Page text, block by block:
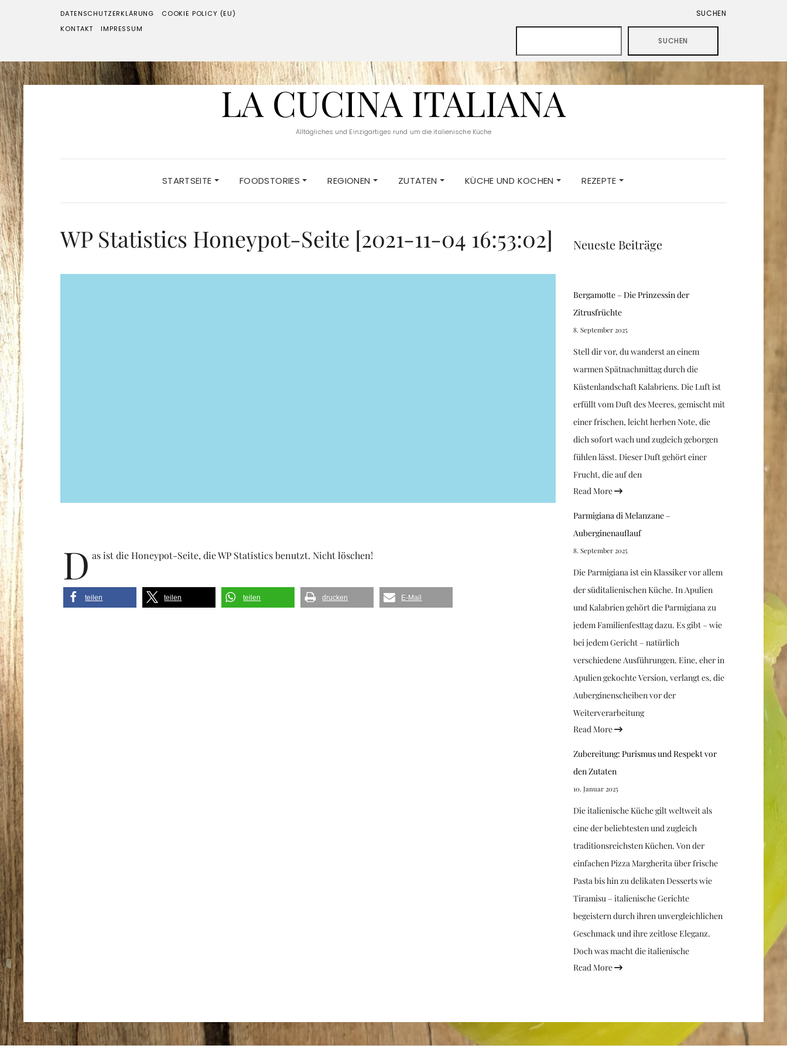
DATENSCHUTZERKLÄRUNG
COOKIE POLICY (EU)
KONTAKT
IMPRESSUM
SUCHEN
SUCHEN
LA CUCINA ITALIANA
Alltägliches und Einzigartiges rund um die italienische Küche
STARTSEITE FOODSTORIES REGIONEN ZUTATEN KÜCHE UND KOCHEN REZEPTE
WP Statistics Honeypot-Seite [2021-11-04 16:53:02]
D as ist die Honeypot-Seite, die WP Statistics benutzt. Nicht löschen!
teilen teilen teilen drucken E-Mail
Neueste Beiträge
Bergamotte – Die Prinzessin der
Zitrusfrüchte
8. September 2025
Stell dir vor, du wanderst an einem
warmen Spätnachmittag durch die
Küstenlandschaft Kalabriens. Die Luft ist
erfüllt vom Duft des Meeres, gemischt mit
einer frischen, leicht herben Note, die
dich sofort wach und zugleich geborgen
fühlen lässt. Dieser Duft gehört einer
Frucht, die auf den
Read More
Parmigiana di Melanzane –
Auberginenauflauf
8. September 2025
Die Parmigiana ist ein Klassiker vor allem
der süditalienischen Küche. In Apulien
und Kalabrien gehört die Parmigiana zu
jedem Familienfesttag dazu. Es gibt – wie
bei jedem Gericht – natürlich
verschiedene Ausführungen. Eine, eher in
Apulien gekochte Version, verlangt es, die
Auberginenscheiben vor der
Weiterverarbeitung
Read More
Zubereitung: Purismus und Respekt vor
den Zutaten
10. Januar 2025
Die italienische Küche gilt weltweit als
eine der beliebtesten und zugleich
traditionsreichsten Küchen. Von der
einfachen Pizza Margherita über frische
Pasta bis hin zu delikaten Desserts wie
Tiramisu – italienische Gerichte
begeistern durch ihren unvergleichlichen
Geschmack und ihre zeitlose Eleganz.
Doch was macht die italienische
Read More